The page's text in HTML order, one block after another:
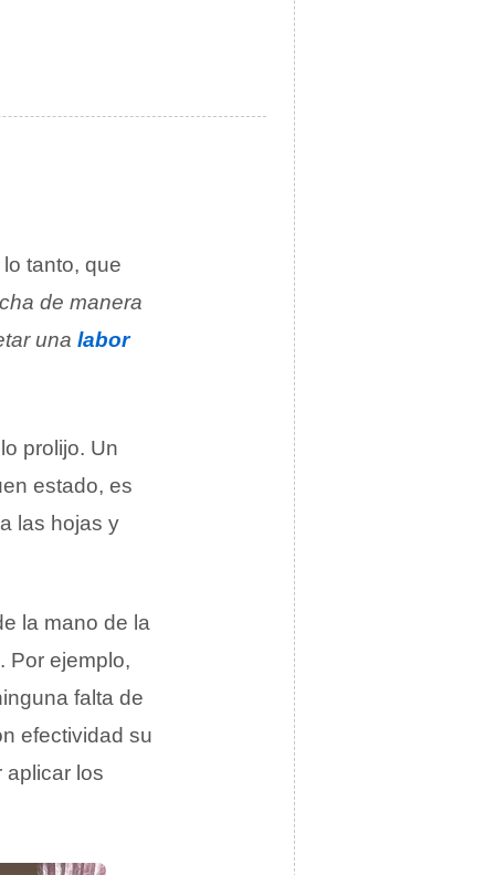
tanto, que
de manera
una labor
prolijo. Un
estado, es
las hojas y
la mano de la
Por ejemplo,
falta de
efectividad su
aplicar los